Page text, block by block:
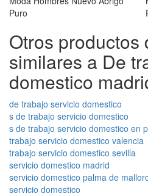
Otros productos
similares a De
domestico
de trabajo servicio domestico
s de trabajo servicio domestico
s de trabajo servicio domestico en
trabajo servicio domestico valencia
trabajo servicio domestico sevilla
servicio domestico madrid
servicio domestico palma de
servicio domestico